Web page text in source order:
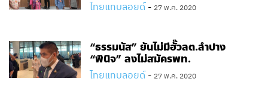
ไทยแทบลอยด์ - 27 พ.ค. 2020
“ธรรมนัส” ยันไม่มีฮั๊วลต.ลำปาง
“พินิจ” ลงไม่สมัครพท.
ไทยแทบลอยด์ - 27 พ.ค. 2020